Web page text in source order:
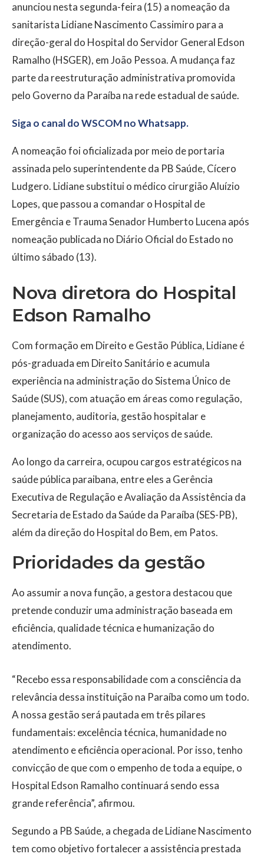
anunciou nesta segunda-feira (15) a nomeação da
sanitarista Lidiane Nascimento Cassimiro para a
direção-geral do Hospital do Servidor General Edson
Ramalho (HSGER), em João Pessoa. A mudança faz
parte da reestruturação administrativa promovida
pelo Governo da Paraíba na rede estadual de saúde.
Siga o canal do WSCOM no Whatsapp.
A nomeação foi oficializada por meio de portaria
assinada pelo superintendente da PB Saúde, Cícero
Ludgero. Lidiane substitui o médico cirurgião Aluízio
Lopes, que passou a comandar o Hospital de
Emergência e Trauma Senador Humberto Lucena após
nomeação publicada no Diário Oficial do Estado no
último sábado (13).
Nova diretora do Hospital
Edson Ramalho
Com formação em Direito e Gestão Pública, Lidiane é
pós-graduada em Direito Sanitário e acumula
experiência na administração do Sistema Único de
Saúde (SUS), com atuação em áreas como regulação,
planejamento, auditoria, gestão hospitalar e
organização do acesso aos serviços de saúde.
Ao longo da carreira, ocupou cargos estratégicos na
saúde pública paraibana, entre eles a Gerência
Executiva de Regulação e Avaliação da Assistência da
Secretaria de Estado da Saúde da Paraíba (SES-PB),
além da direção do Hospital do Bem, em Patos.
Prioridades da gestão
Ao assumir a nova função, a gestora destacou que
pretende conduzir uma administração baseada em
eficiência, qualidade técnica e humanização do
atendimento.
“Recebo essa responsabilidade com a consciência da
relevância dessa instituição na Paraíba como um todo.
A nossa gestão será pautada em três pilares
fundamentais: excelência técnica, humanidade no
atendimento e eficiência operacional. Por isso, tenho
convicção de que com o empenho de toda a equipe, o
Hospital Edson Ramalho continuará sendo essa
grande referência”, afirmou.
Segundo a PB Saúde, a chegada de Lidiane Nascimento
tem como objetivo fortalecer a assistência prestada